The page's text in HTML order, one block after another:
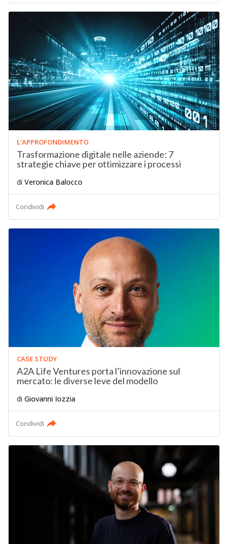
L'APPROFONDIMENTO
Trasformazione digitale nelle aziende: 7
strategie chiave per ottimizzare i processi
di Veronica Balocco
Condividi
CASE STUDY
A2A Life Ventures porta l’innovazione sul
mercato: le diverse leve del modello
di Giovanni Iozzia
Condividi